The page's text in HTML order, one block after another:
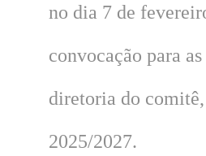
no dia 7 de
convocação para
diretoria do comitê,
2025/2027.